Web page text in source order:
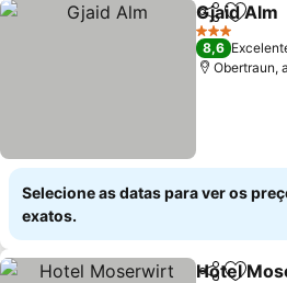
Partilhar
Gjaid Alm
3 Estrelas
8,6
Obertraun,
Selecione as datas para ver os
exatos.
Hotel